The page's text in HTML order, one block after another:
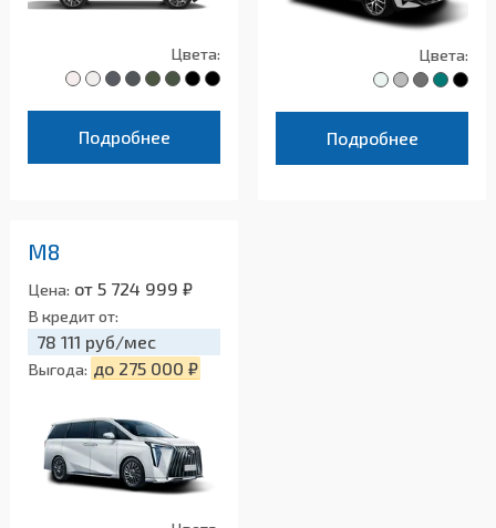
Цвета:
Подробнее
Цвета:
Подробнее
M8
Цена: от 5 724 999 ₽
В кредит от:
78 111 руб/мес
Выгода: до 275 000 ₽